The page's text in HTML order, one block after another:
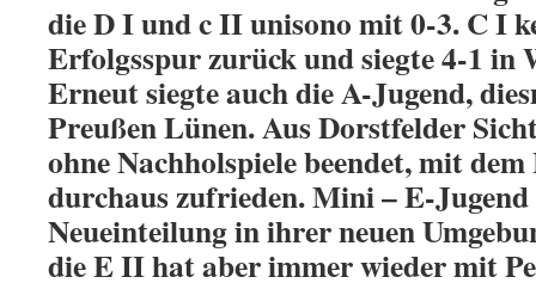
die D I und c II unisono mit 0-3. C I
Erfolgsspur zurück und siegte 4-1 in
Erneut siegte auch die A-Jugend,
Preußen Lünen. Aus Dorstfelder
ohne Nachholspiele beendet, mit
durchaus zufrieden. Mini – E-Jugend
Neueinteilung in ihrer neuen
die E II hat aber immer wieder mit